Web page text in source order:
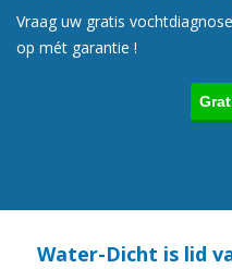
Vraag uw gratis
op mét garantie !
Water-Dicht is lid